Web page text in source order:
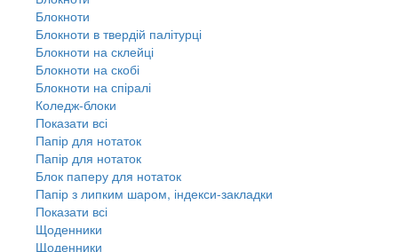
Блокноти
Блокноти в твердій палітурці
Блокноти на склейці
Блокноти на скобі
Блокноти на спіралі
Коледж-блоки
Показати всі
Папір для нотаток
Папір для нотаток
Блок паперу для нотаток
Папір з липким шаром, індекси-закладки
Показати всі
Щоденники
Щоденники